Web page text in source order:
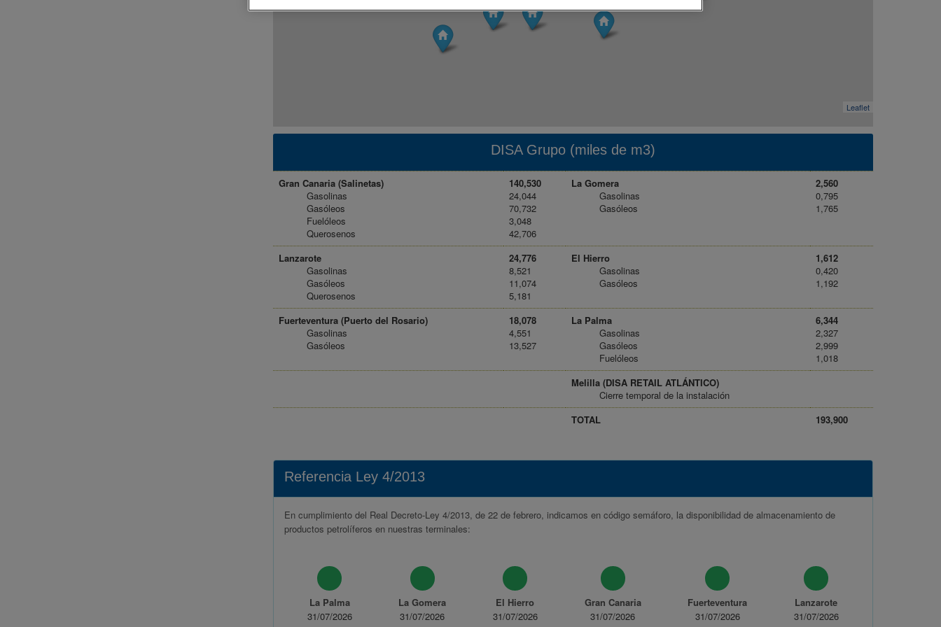
Leaflet
DISA Grupo (miles de m3)
Gran Canaria (Salinetas)
Gasolinas
Gasóleos
Fuelóleos
Querosenos
140,530
24,044
70,732
3,048
42,706
La Gomera
Gasolinas
Gasóleos
2,560
0,795
1,765
Lanzarote
Gasolinas
Gasóleos
Querosenos
24,776
8,521
11,074
5,181
El Hierro
Gasolinas
Gasóleos
1,612
0,420
1,192
Fuerteventura (Puerto del Rosario)
Gasolinas
Gasóleos
18,078
4,551
13,527
La Palma
Gasolinas
Gasóleos
Fuelóleos
6,344
2,327
2,999
1,018
Melilla (DISA RETAIL ATLÁNTICO)
Cierre temporal de la instalación
TOTAL
193,900
Referencia Ley 4/2013
En cumplimiento del Real Decreto-Ley 4/2013, de 22 de febrero, indicamos en código semáforo, la disponibilidad de almacenamiento de
productos petrolíferos en nuestras terminales:
La Palma
31/07/2026
La Gomera
31/07/2026
El Hierro
31/07/2026
Gran Canaria
31/07/2026
Fuerteventura
31/07/2026
Lanzarote
31/07/2026